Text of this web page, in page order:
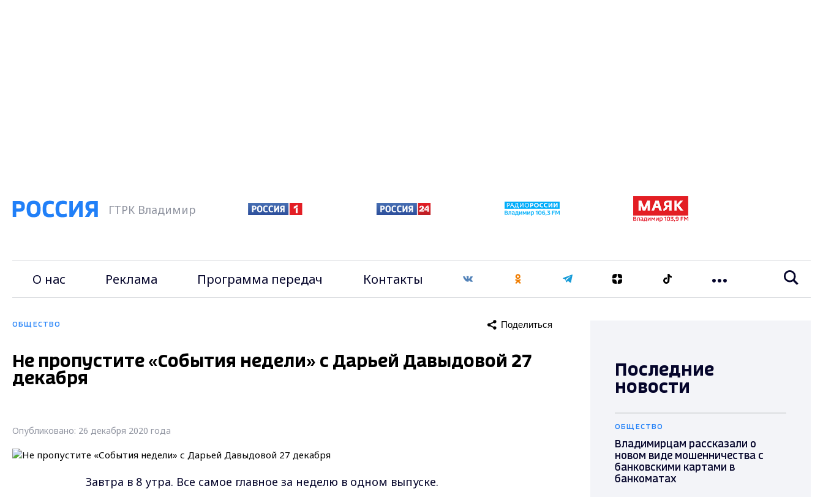
ГТРК Владимир
О нас Реклама Программа передач Контакты
ОБЩЕСТВО Поделиться
Не пропустите «События недели» с Дарьей Давыдовой 27
декабря
Опубликовано: 26 декабря 2020 года
Завтра в 8 утра. Все самое главное за неделю в одном выпуске.
Последние
новости
ОБЩЕСТВО
Владимирцам рассказали о
новом виде мошенничества с
банковскими картами в
банкоматах